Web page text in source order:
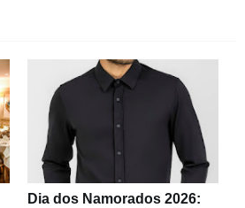
Dia dos Namorados 2026: